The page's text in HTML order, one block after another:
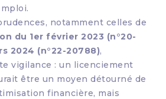
notamment celles de
du 1er février 2023 (n°20-
2024 (n°22-20788),
vigilance : un licenciement
être un moyen détourné de
financière, mais